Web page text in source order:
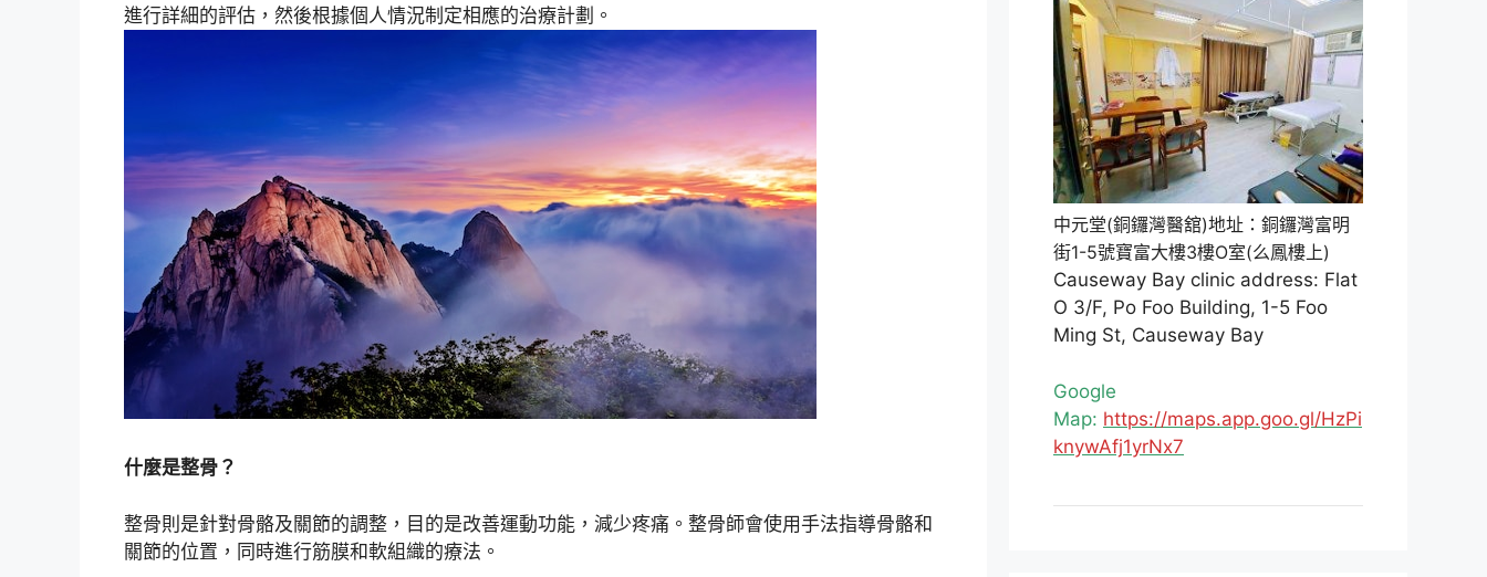
進行詳細的評估，然後根據個人情況制定相應的治療計劃。
什麼是整骨？
整骨則是針對骨骼及關節的調整，目的是改善運動功能，減少疼痛。整骨師會使用手法指導骨骼和
關節的位置，同時進行筋膜和軟組織的療法。
中元堂(銅鑼灣醫舘)地址：銅鑼灣富明
街1-5號寶富大樓3樓O室(么鳳樓上)
Causeway Bay clinic address: Flat
O 3/F, Po Foo Building, 1-5 Foo
Ming St, Causeway Bay
Google
Map: https://maps.app.goo.gl/HzPi
knywAfj1yrNx7